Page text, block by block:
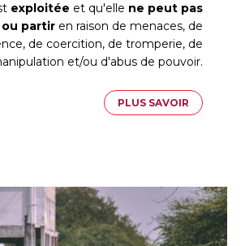
exploitée et qu'elle ne peut pas
partir en raison de menaces, de
de coercition, de tromperie, de
et/ou d'abus de pouvoir.
PLUS SAVOIR